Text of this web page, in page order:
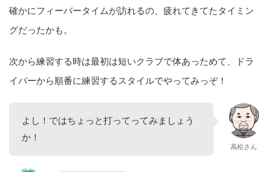
確かにフィーバータイムが訪れるの、疲れてきてたタイミン
グだったかも。
次から練習する時は最初は短いクラブで体あっためて、ドラ
イバーから順番に練習するスタイルでやってみっぞ！
よし！ではちょっと打ってってみましょう
か！
高松さん